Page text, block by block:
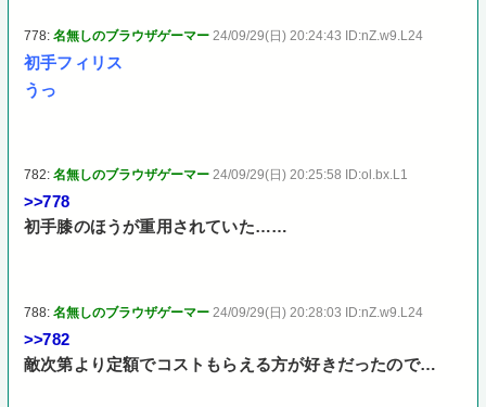
778:名無しのブラウザゲーマー 24/09/29(日) 20:24:43 ID:nZ.w9.L24
初手フィリス
うっ
782:名無しのブラウザゲーマー 24/09/29(日) 20:25:58 ID:ol.bx.L1
>>778
初手膝のほうが重用されていた……
788:名無しのブラウザゲーマー 24/09/29(日) 20:28:03 ID:nZ.w9.L24
>>782
敵次第より定額でコストもらえる方が好きだったので…